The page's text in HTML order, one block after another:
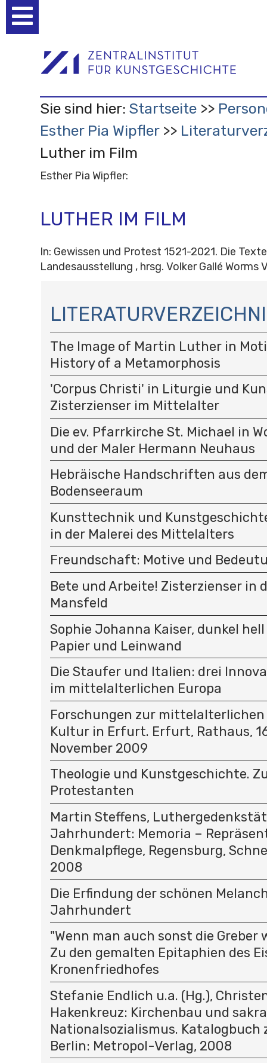
Werkzeuge
Sie sind hier: Startseite
Esther Pia Wipfler
Luther im Film
Esther Pia Wipfler:
LUTHER IM FILM
In: Gewissen und Protest 1521-2021. Die
Landesausstellung , hrsg. Volker Gallé Worms
A
V
I
G
A
T
I
O
N
The Image of Martin Luther in
History of a Metamorphosis
'Corpus Christi' in Liturgie und
Zisterzienser im Mittelalter
Die ev. Pfarrkirche St. Michael in
und der Maler Hermann Neuhaus
Hebräische Handschriften aus
Bodenseeraum
Kunsttechnik und
in der Malerei des Mittelalters
Freundschaft: Motive und
Bete und Arbeite! Zisterzienser in
Mansfeld
Sophie Johanna Kaiser, dunkel
Papier und Leinwand
Die Staufer und Italien: drei
im mittelalterlichen Europa
Forschungen zur
Kultur in Erfurt. Erfurt, Rathaus,
November 2009
Theologie und Kunstgeschichte.
Protestanten
Martin Steffens,
Jahrhundert: Memoria –
Denkmalpflege, Regensburg,
2008
Die Erfindung der schönen
Jahrhundert
"Wenn man auch sonst die Greber
Zu den gemalten Epitaphien des
Kronenfriedhofes
Stefanie Endlich u.a. (Hg.),
Hakenkreuz: Kirchenbau und
Nationalsozialismus. Katalogbuch
Berlin: Metropol-Verlag, 2008